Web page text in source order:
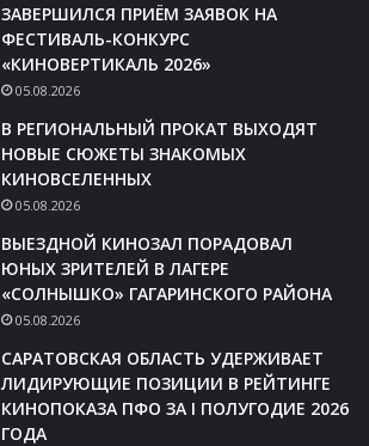
ЗАВЕРШИЛСЯ ПРИЁМ ЗАЯВОК НА
ФЕСТИВАЛЬ-КОНКУРС
«КИНОВЕРТИКАЛЬ 2026»
05.08.2026
В РЕГИОНАЛЬНЫЙ ПРОКАТ ВЫХОДЯТ
НОВЫЕ СЮЖЕТЫ ЗНАКОМЫХ
КИНОВСЕЛЕННЫХ
05.08.2026
ВЫЕЗДНОЙ КИНОЗАЛ ПОРАДОВАЛ
ЮНЫХ ЗРИТЕЛЕЙ В ЛАГЕРЕ
«СОЛНЫШКО» ГАГАРИНСКОГО РАЙОНА
05.08.2026
САРАТОВСКАЯ ОБЛАСТЬ УДЕРЖИВАЕТ
ЛИДИРУЮЩИЕ ПОЗИЦИИ В РЕЙТИНГЕ
КИНОПОКАЗА ПФО ЗА I ПОЛУГОДИЕ 2026
ГОДА